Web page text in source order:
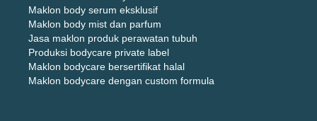
Maklon body serum eksklusif
Maklon body mist dan parfum
Jasa maklon produk perawatan tubuh
Produksi bodycare private label
Maklon bodycare bersertifikat halal
Maklon bodycare dengan custom formula